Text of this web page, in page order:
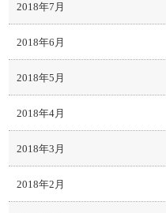
2018年7月
2018年6月
2018年5月
2018年4月
2018年3月
2018年2月